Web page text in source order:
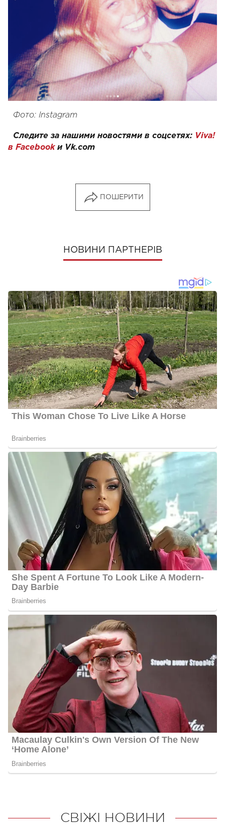
Фото: Instagram
Следите за нашими новостями в соцсетях: Viva!
в Facebookи Vk.com
ПОШЕРИТИ
НОВИНИ ПАРТНЕРІВ
СВІЖІ НОВИНИ